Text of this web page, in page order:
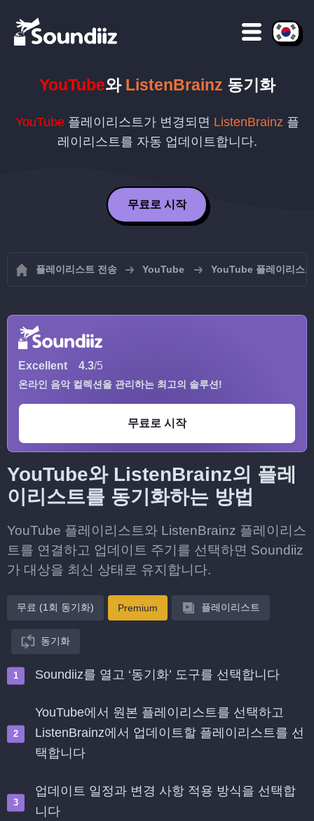
YouTube와 ListenBrainz 동기화
YouTube플레이리스트가 변경되면 ListenBrainz 플
레이리스트를 자동 업데이트합니다.
무료로 시작
플레이리스트 전송 YouTube YouTube 플레이리스
Excellent 4.3/5
온라인 음악 컬렉션을 관리하는 최고의 솔루션!
무료로 시작
YouTube와 ListenBrainz의 플레
이리스트를 동기화하는 방법
YouTube 플레이리스트와 ListenBrainz 플레이리스
트를 연결하고 업데이트 주기를 선택하면 Soundiiz
가 대상을 최신 상태로 유지합니다.
무료 (1회 동기화) Premium 플레이리스트
동기화
Soundiiz를 열고 ‘동기화’ 도구를 선택합니다
YouTube에서 원본 플레이리스트를 선택하고
ListenBrainz에서 업데이트할 플레이리스트를 선
택합니다
업데이트 일정과 변경 사항 적용 방식을 선택합
니다